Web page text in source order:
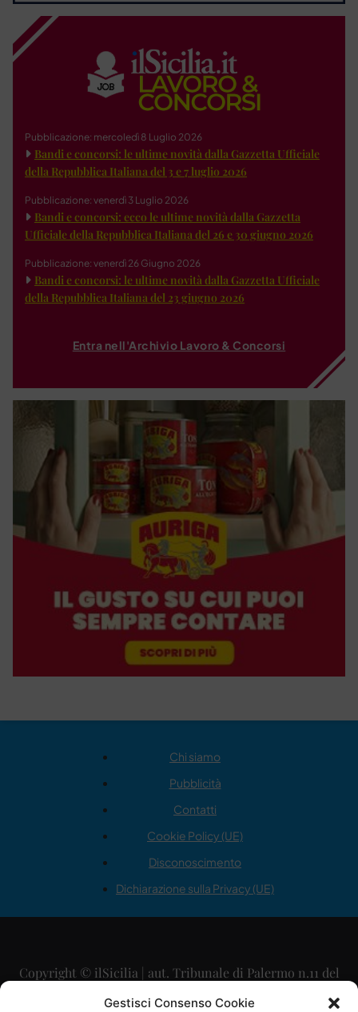
Gestisci Consenso Cookie
Pubblicazione: mercoledì 8 Luglio 2026
Bandi e concorsi: le ultime novità dalla Gazzetta Ufficiale
della Repubblica Italiana del 3 e 7 luglio 2026
Pubblicazione: venerdì 3 Luglio 2026
Bandi e concorsi: ecco le ultime novità dalla Gazzetta
Ufficiale della Repubblica Italiana del 26 e 30 giugno 2026
Pubblicazione: venerdì 26 Giugno 2026
Bandi e concorsi: le ultime novità dalla Gazzetta Ufficiale
della Repubblica Italiana del 23 giugno 2026
Entra nell'Archivio Lavoro & Concorsi
Chi siamo
Pubblicità
Contatti
Cookie Policy (UE)
Disconoscimento
Dichiarazione sulla Privacy (UE)
Copyright © ilSicilia | aut. Tribunale di Palermo n.11 del
29/09/2015